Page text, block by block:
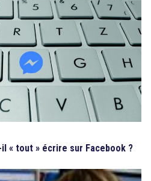
« tout » écrire sur Facebook ?